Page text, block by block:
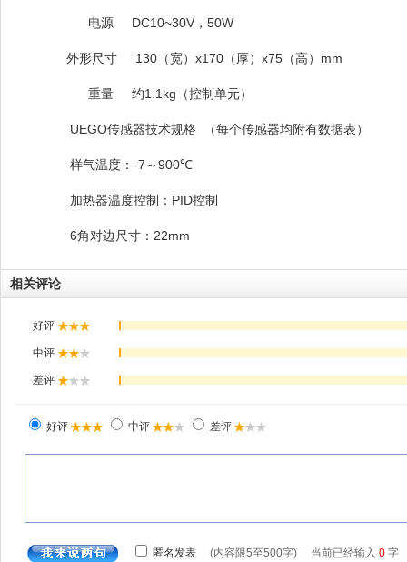
电源 DC10~30V ， 50W
外形尺寸 130 （宽） x170 （厚） x75 （高） mm
重量 约1.1kg （控制单元）
UEGO传感器技术规格 （每个传感器均附有数据表）
样气温度： -7 ～ 900℃
加热器温度控制： PID控制
6角对边尺寸： 22mm
相关评论